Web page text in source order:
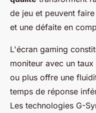
de jeu et peuvent
et une défaite en
L'écran gaming
moniteur avec un
ou plus offre une
temps de réponse
Les technologies G-